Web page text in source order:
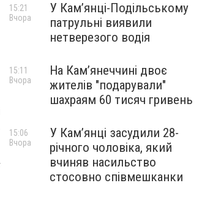
У Кам’янці-Подільському
патрульні виявили
нетверезого водія
15:21
Вчора
На Камʼянеччині двоє
жителів "подарували"
шахраям 60 тисяч гривень
15:11
Вчора
У Камʼянці засудили 28-
річного чоловіка, який
вчиняв насильство
стосовно співмешканки
15:06
Вчора